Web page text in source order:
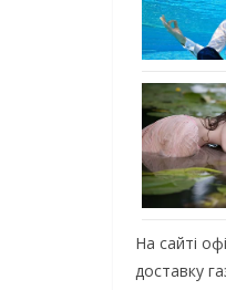
На сайті
доставку